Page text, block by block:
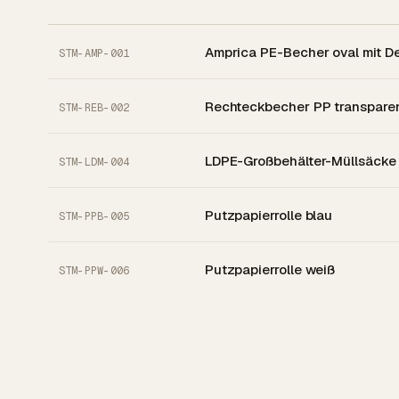
STM-AMP-001 Amprica PE-Becher oval mit
STM-REB-002 Rechteckbecher PP
STM-LDM-004 LDPE-Großbehälter-Müllsäcke
STM-PPB-005 Putzpapierrolle blau
STM-PPW-006 Putzpapierrolle weiß